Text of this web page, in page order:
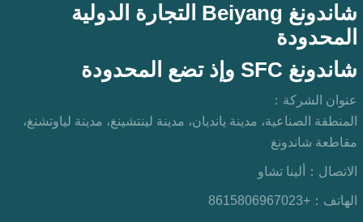
شاندونغ Beiyang التجارة الدولية
المحدودة
شاندونغ SFC وإذ تضع المحدودة
عنوان الشركة：
المنطقة الصناعية، مدينة يانديان، مدينة لينتشينغ، مدينة لياوتشنغ،
مقاطعة شاندونغ
الاتصال： ألينا تشاو
الهاتف： +8615806967023